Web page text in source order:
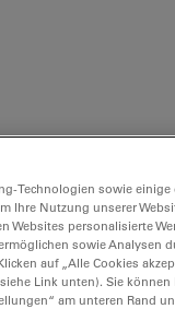
Technologien sowie einige
Ihre Nutzung unserer
Websites personalisierte
sowie Analysen
auf „Alle Cookies
Link unten). Sie können
am unteren Rand